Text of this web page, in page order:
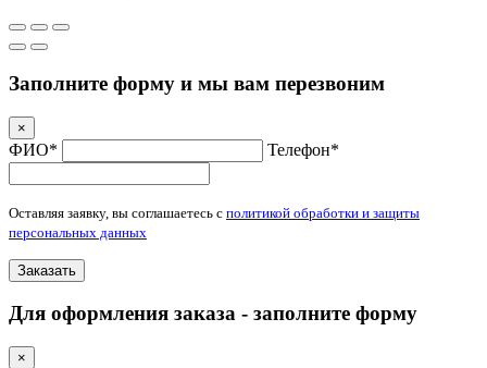
Заполните форму и мы вам перезвоним
×
ФИО* Телефон*
Оставляя заявку, вы соглашаетесь с политикой обработки и защиты
персональных данных
Заказать
Для оформления заказа - заполните форму
×